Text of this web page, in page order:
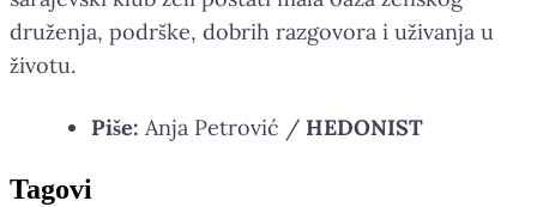
druženja, podrške, dobrih razgovora i uživanja u
životu.
Piše: Anja Petrović / HEDONIST
Tagovi